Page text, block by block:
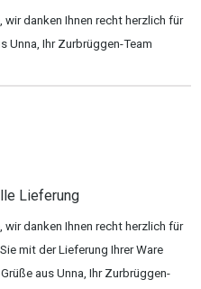
wir danken Ihnen recht herzlich für
Unna, Ihr Zurbrüggen-Team
Lieferung
wir danken Ihnen recht herzlich für
mit der Lieferung Ihrer Ware
aus Unna, Ihr Zurbrüggen-